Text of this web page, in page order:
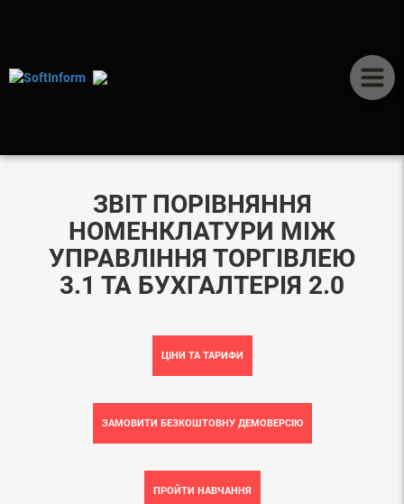
ЗВІТ ПОРІВНЯННЯ
НОМЕНКЛАТУРИ МІЖ
УПРАВЛІННЯ ТОРГІВЛЕЮ
3.1 ТА БУХГАЛТЕРІЯ 2.0
ЦІНИ ТА ТАРИФИ
ЗАМОВИТИ БЕЗКОШТОВНУ ДЕМОВЕРСІЮ
ПРОЙТИ НАВЧАННЯ